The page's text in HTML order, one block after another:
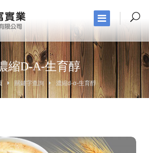
縮D-Α-生育醇
關鍵字查詢 濃縮d-α-生育醇